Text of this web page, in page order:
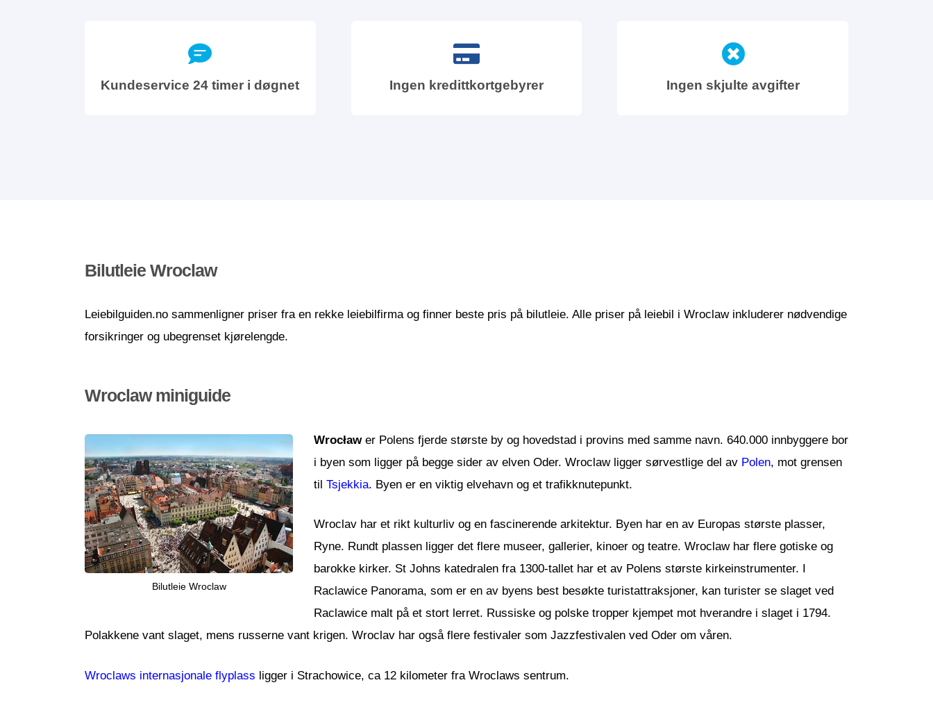
Kundeservice 24 timer i døgnet Ingen kredittkortgebyrer Ingen skjulte avgifter
Bilutleie Wroclaw
Leiebilguiden.no sammenligner priser fra en rekke leiebilfirma og finner beste pris på bilutleie. Alle priser på leiebil i Wroclaw inkluderer nødvendige
forsikringer og ubegrenset kjørelengde.
Wroclaw miniguide
Bilutleie Wroclaw
Wrocławer Polens fjerde største by og hovedstad i provins med samme navn. 640.000 innbyggere bor
i byen som ligger på begge sider av elven Oder. Wroclaw ligger sørvestlige del av Polen, mot grensen
til Tsjekkia. Byen er en viktig elvehavn og et trafikknutepunkt.
Wroclav har et rikt kulturliv og en fascinerende arkitektur. Byen har en av Europas største plasser,
Ryne. Rundt plassen ligger det flere museer, gallerier, kinoer og teatre. Wroclaw har flere gotiske og
barokke kirker. St Johns katedralen fra 1300-tallet har et av Polens største kirkeinstrumenter. I
Raclawice Panorama, som er en av byens best besøkte turistattraksjoner, kan turister se slaget ved
Raclawice malt på et stort lerret. Russiske og polske tropper kjempet mot hverandre i slaget i 1794.
Polakkene vant slaget, mens russerne vant krigen. Wroclav har også flere festivaler som Jazzfestivalen ved Oder om våren.
Wroclaws internasjonale flyplass ligger i Strachowice, ca 12 kilometer fra Wroclaws sentrum.